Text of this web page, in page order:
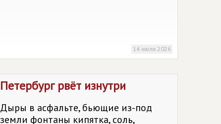
14 июля 2026
Петербург рвёт изнутри
Дыры в асфальте, бьющие из-под
земли фонтаны кипятка, соль,